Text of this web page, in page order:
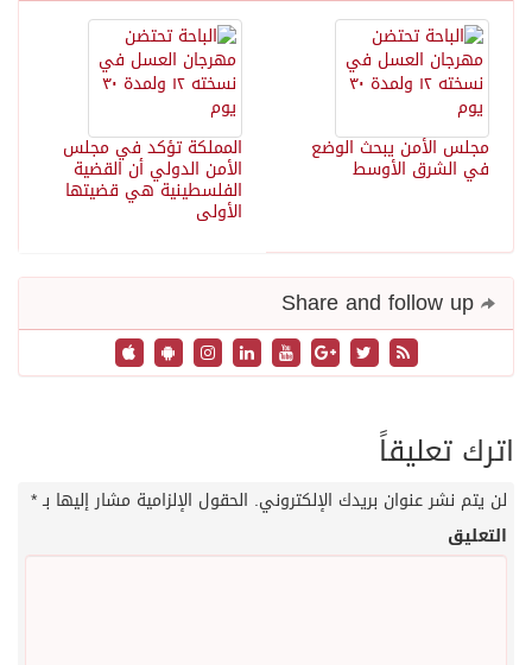
المملكة تؤكد في مجلس
الأمن الدولي أن القضية
الفلسطينية هي قضيتها
الأمن يبحث الوضع
الشرق الأوسط
تعليقاً
نشر عنوان بريدك الإلكتروني.الحقول الإلزامية مشار إليها بـ*